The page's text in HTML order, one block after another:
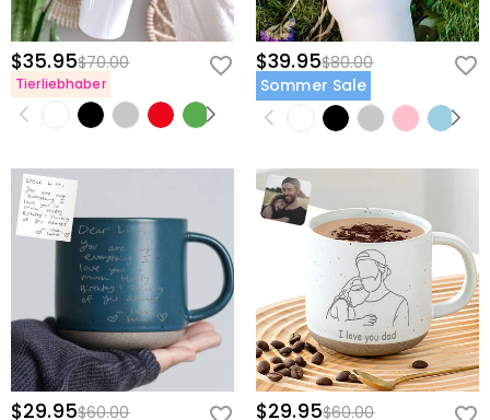
möchten, sehen Sie sich bitte unser60-Tage-
Rückgaberechtan.
$35.95$70.00
Tierliebhaber
$39.95$80.00
Sommer Sale
$29.95$60.00
$29.95$60.00